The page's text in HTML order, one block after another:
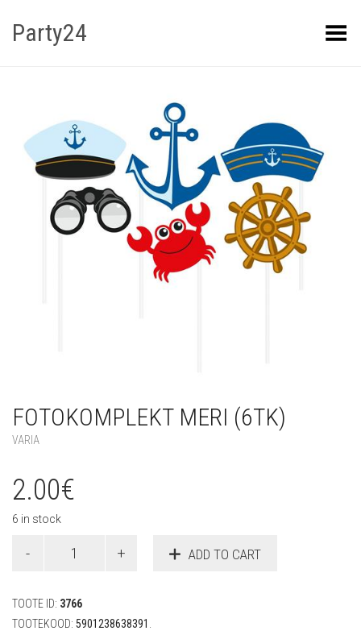
Party24 Kuva menüü
FOTOKOMPLEKT MERI (6TK)
VARIA
2.00€
6 in stock
Meri
ADD TO CART
TOOTE ID: 3766
TOOTEKOOD: 5901238638391